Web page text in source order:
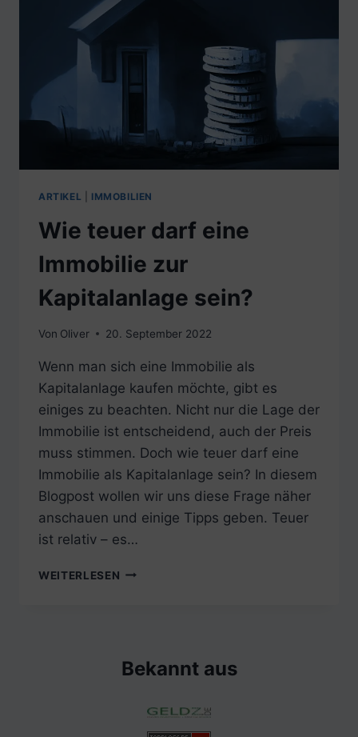
ARTIKEL IMMOBILIEN
Wie teuer darf eine
Immobilie zur
Kapitalanlage sein?
Von Oliver 20. September 2022
Wenn man sich eine Immobilie als
Kapitalanlage kaufen möchte, gibt es
einiges zu beachten. Nicht nur die Lage der
Immobilie ist entscheidend, auch der Preis
muss stimmen. Doch wie teuer darf eine
Immobilie als Kapitalanlage sein? In diesem
Blogpost wollen wir uns diese Frage näher
anschauen und einige Tipps geben. Teuer
ist relativ – es…
WEITERLESEN WIE
KAPITALANLAGE
Bekannt aus